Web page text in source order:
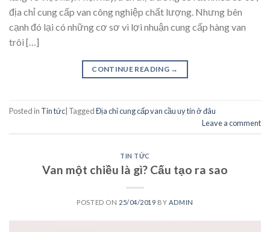
địa chỉ cung cấp van công nghiệp chất lượng. Nhưng bên
cạnh đó lại có những cơ sơ vì lợi nhuận cung cấp hàng van
trôi […]
CONTINUE READING →
Posted in Tin tức TaggedĐịa chỉ cung cấp van cầu uy tín ở đâu
Leave a comment
TIN TỨC
Van một chiều là gì? Cấu tạo ra sao
POSTED ON 25/04/2019 BY ADMIN